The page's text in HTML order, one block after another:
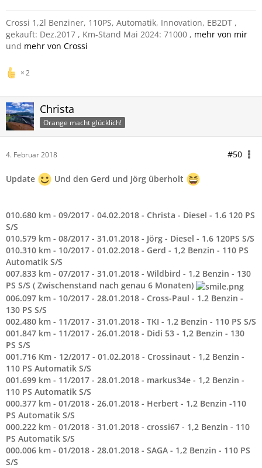
Crossi 1,2l Benziner, 110PS, Automatik, Innovation, EB2DT ,
gekauft: Dez.2017 , Km-Stand Mai 2024: 71000 , mehr von mir
und mehr von Crossi
2
Christa
Orange macht glücklich!
4. Februar 2018 #50
Update Und den Gerd und Jörg überholt
010.680 km - 09/2017 - 04.02.2018 - Christa - Diesel - 1.6 120 PS
S/S
010.579 km - 08/2017 - 31.01.2018 - Jörg - Diesel - 1.6 120PS S/S
010.310 km - 10/2017 - 01.02.2018 - Gerd - 1,2 Benzin - 110 PS
Automatik S/S
007.833 km - 07/2017 - 31.01.2018 - Wildbird - 1,2 Benzin - 130
PS S/S ( Zwischenstand nach genau 6 Monaten)
006.097 km - 10/2017 - 28.01.2018 - Cross-Paul - 1.2 Benzin -
130 PS S/S
002.480 km - 11/2017 - 31.01.2018 - TKI - 1,2 Benzin - 110 PS S/S
001.847 km - 11/2017 - 26.01.2018 - Didi 53 - 1,2 Benzin - 130
PS S/S
001.716 Km - 12/2017 - 01.02.2018 - Crossinaut - 1,2 Benzin -
110 PS Automatik S/S
001.699 km - 11/2017 - 28.01.2018 - markus34e - 1,2 Benzin -
110 PS Automatik S/S
000.377 km - 01/2018 - 26.01.2018 - Herbert - 1,2 Benzin -110
PS Automatik S/S
000.222 km - 01/2018 - 31.01.2018 - crossi67 - 1,2 Benzin - 110
PS Automatik S/S
000.006 km - 01/2018 - 28.01.2018 - SAGA - 1,2 Benzin - 110 PS
S/S